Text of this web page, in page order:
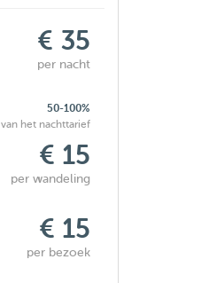
€ 35
per nacht
50-100%
van het nachttarief
€ 15
per wandeling
€ 15
per bezoek